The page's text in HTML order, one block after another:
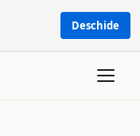
Deschide